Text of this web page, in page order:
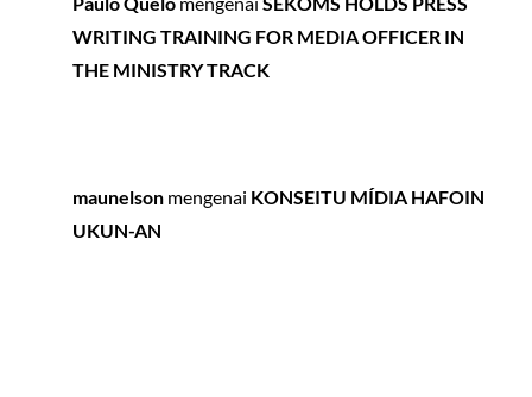
WRITING TRAINING FOR MEDIA OFFICER IN
THE MINISTRY TRACK
maunelson mengenai KONSEITU MÍDIA HAFOIN
UKUN-AN